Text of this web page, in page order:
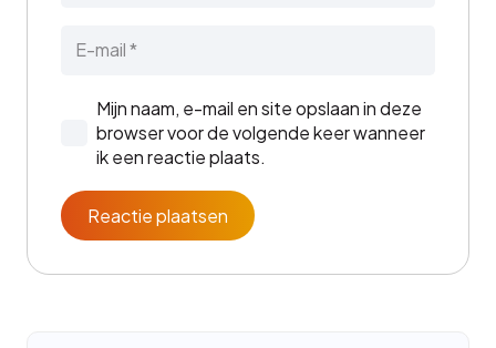
Mijn naam, e-mail en site opslaan in deze
browser voor de volgende keer wanneer
ik een reactie plaats.
Reactie plaatsen